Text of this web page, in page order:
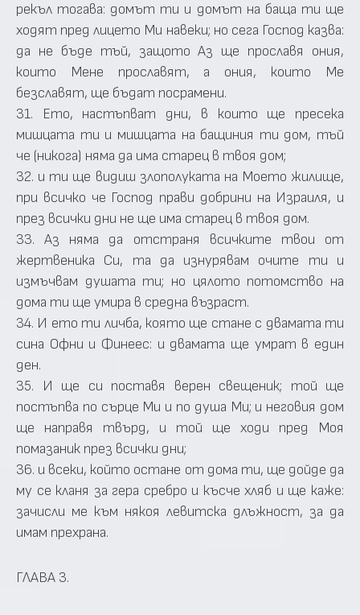
рекъл тогава: домът ти и домът на баща ти ще
ходят пред лицето Ми навеки; но сега Господ казва:
да не бъде тъй, защото Аз ще прославя ония,
които Мене прославят, а ония, които Ме
безславят, ще бъдат посрамени.
31. Ето, настъпват дни, в които ще пресека
мишцата ти и мишцата на бащиния ти дом, тъй
че (никога) няма да има старец в твоя дом;
32. и ти ще видиш злополуката на Моето жилище,
при всичко че Господ прави добрини на Израиля, и
през всички дни не ще има старец в твоя дом.
33. Аз няма да отстраня всичките твои от
жертвеника Си, та да изнурявам очите ти и
измъчвам душата ти; но цялото потомство на
дома ти ще умира в средна възраст.
34. И ето ти личба, която ще стане с двамата ти
сина Офни и Финеес: и двамата ще умрат в един
ден.
35. И ще си поставя верен свещеник; той ще
постъпва по сърце Ми и по душа Ми; и неговия дом
ще направя твърд, и той ще ходи пред Моя
помазаник през всички дни;
36. и всеки, който остане от дома ти, ще дойде да
му се кланя за гера сребро и късче хляб и ще каже:
зачисли ме към някоя левитска длъжност, за да
имам прехрана.
ГЛАВА 3.